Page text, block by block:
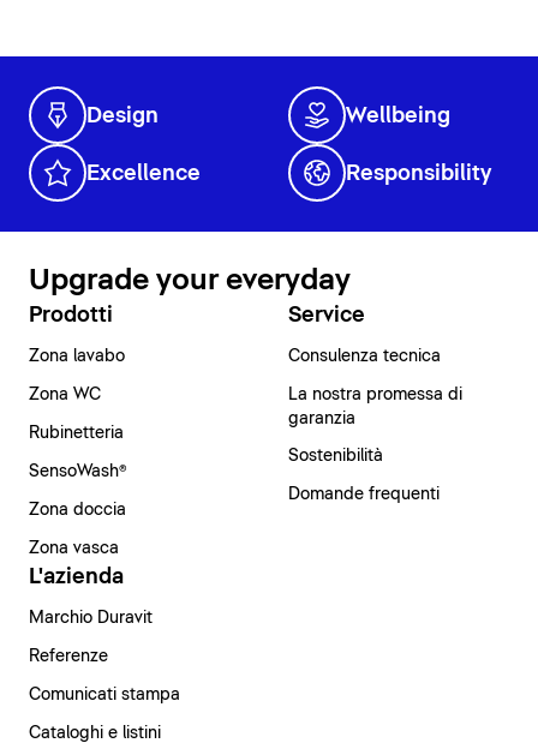
Design Wellbeing
Excellence Responsibility
Upgrade your everyday
Prodotti
Zona lavabo
Zona WC
Rubinetteria
SensoWash®
Zona doccia
Zona vasca
Service
Consulenza tecnica
La nostra promessa di
garanzia
Sostenibilità
Domande frequenti
L'azienda
Marchio Duravit
Referenze
Comunicati stampa
Cataloghi e listini